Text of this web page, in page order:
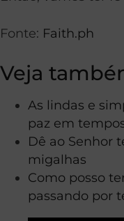
Fonte: Faith.ph
Veja
As lindas e
paz em
Dê ao Senhor
migalhas
Como posso
passando por